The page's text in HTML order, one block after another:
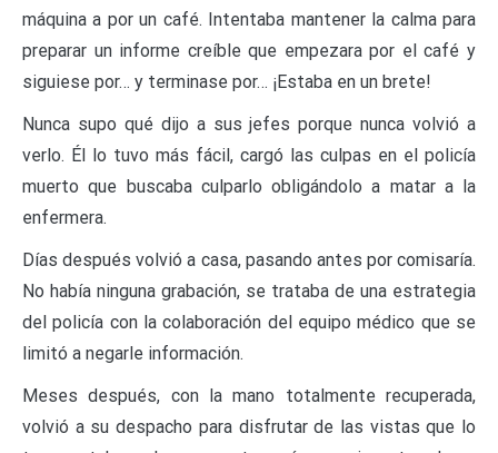
máquina a por un café. Intentaba mantener la calma para
preparar un informe creíble que empezara por el café y
siguiese por… y terminase por… ¡Estaba en un brete!
Nunca supo qué dijo a sus jefes porque nunca volvió a
verlo. Él lo tuvo más fácil, cargó las culpas en el policía
muerto que buscaba culparlo obligándolo a matar a la
enfermera.
Días después volvió a casa, pasando antes por comisaría.
No había ninguna grabación, se trataba de una estrategia
del policía con la colaboración del equipo médico que se
limitó a negarle información.
Meses después, con la mano totalmente recuperada,
volvió a su despacho para disfrutar de las vistas que lo